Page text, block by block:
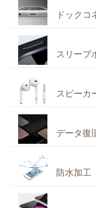
ドックコ
スリープ
スピーカ
データ復
防水加工